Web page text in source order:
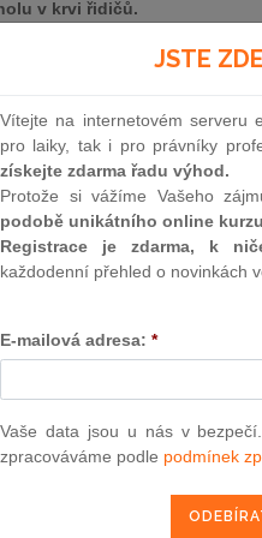
v krvi řidičů.
že Nejvyšší soud ve své
vozidla při ovlivnění řidiče
rozhodovací praxi
studiích, které došly k
vozidla není
jednoho promile. Jinými
pod vlivem návykové
alkoholu v krvi řidiče
promile. V takovém případě
JSTE
Vítejte na internetovém serveru
pro laiky, tak i pro právníky
získejte zdarma řadu výhod.
Protože si vážíme Vašeho
podobě unikátního online
Registrace je zdarma, k
každodenní přehled o novinkách
E-mailová adresa: *
Vaše data jsou u nás v
zpracováváme podle podmínek